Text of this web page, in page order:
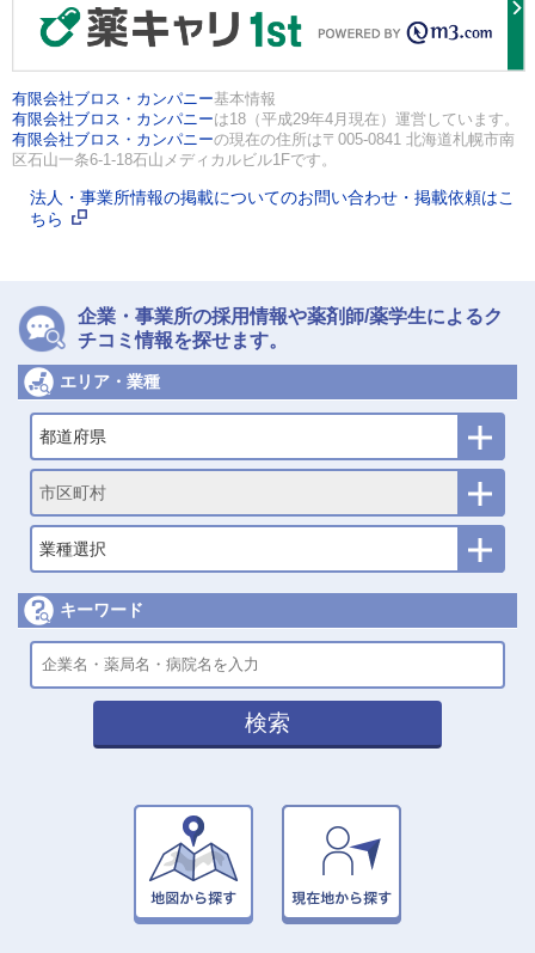
有限会社ブロス・カンパニー基本情報
有限会社ブロス・カンパニーは18（平成29年4月現在）運営しています。
有限会社ブロス・カンパニーの現在の住所は〒005-0841 北海道札幌市南
区石山一条6-1-18石山メディカルビル1Fです。
法人・事業所情報の掲載についてのお問い合わせ・掲載依頼はこ
ちら
企業・事業所の採用情報や薬剤師/薬学生によるク
チコミ情報を探せます。
エリア・業種
都道府県
市区町村
業種選択
キーワード
検索